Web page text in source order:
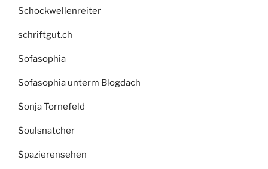
Schockwellenreiter
schriftgut.ch
Sofasophia
Sofasophia unterm Blogdach
Sonja Tornefeld
Soulsnatcher
Spazierensehen